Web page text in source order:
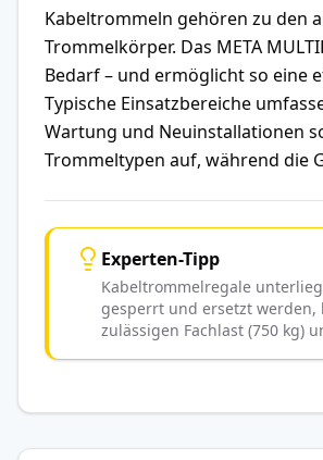
Kabeltrommeln gehören zu den
Trommelkörper. Das META
Bedarf – und ermöglicht so eine
Typische Einsatzbereiche
Wartung und Neuinstallationen
Trommeltypen auf, während die
Experten-Tipp
Kabeltrommelregale
gesperrt und ersetzt werden,
zulässigen Fachlast (750 kg)